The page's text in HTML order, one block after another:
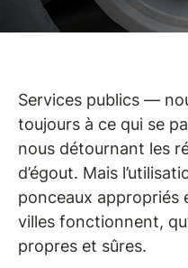
Services publics —
toujours à ce qui se
nous détournant les
d’égout. Mais
ponceaux appropriés
villes fonctionnent,
propres et sûres.